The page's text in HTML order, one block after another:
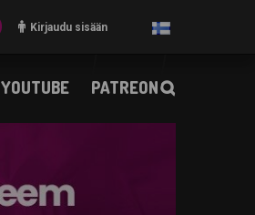
Kirjaudu sisään
YOUTUBE PATREON